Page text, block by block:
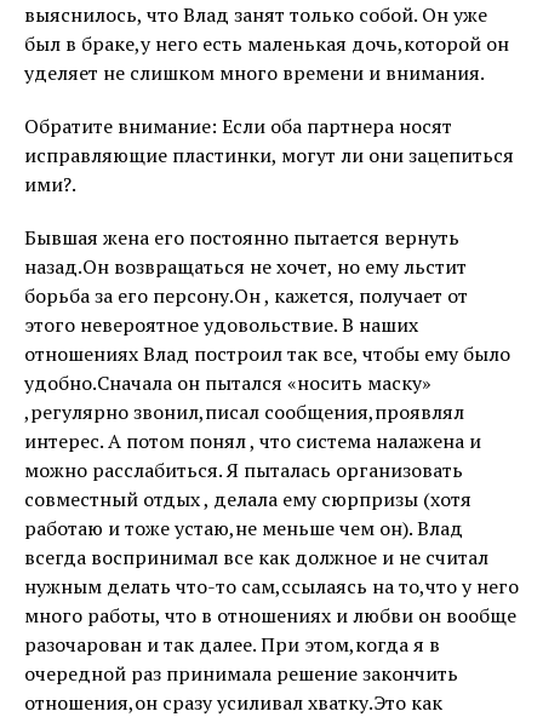
выяснилось, что Влад занят только собой. Он уже
был в браке,у него есть маленькая дочь,которой он
уделяет не слишком много времени и внимания.
Обратите внимание: Если оба партнера носят
исправляющие пластинки, могут ли они зацепиться
ими?.
Бывшая жена его постоянно пытается вернуть
назад.Он возвращаться не хочет, но ему льстит
борьба за его персону.Он , кажется, получает от
этого невероятное удовольствие. В наших
отношениях Влад построил так все, чтобы ему было
удобно.Сначала он пытался «носить маску»
,регулярно звонил,писал сообщения,проявлял
интерес. А потом понял , что система налажена и
можно расслабиться. Я пыталась организовать
совместный отдых , делала ему сюрпризы (хотя
работаю и тоже устаю,не меньше чем он). Влад
всегда воспринимал все как должное и не считал
нужным делать что-то сам,ссылаясь на то,что у него
много работы, что в отношениях и любви он вообще
разочарован и так далее. При этом,когда я в
очередной раз принимала решение закончить
отношения,он сразу усиливал хватку.Это как